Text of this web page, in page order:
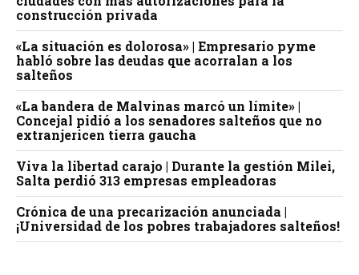
construcción privada
«La situación es dolorosa» | Empresario pyme
habló sobre las deudas que acorralan a los
salteños
«La bandera de Malvinas marcó un límite» |
Concejal pidió a los senadores salteños que no
extranjericen tierra gaucha
Viva la libertad carajo | Durante la gestión Milei,
Salta perdió 313 empresas empleadoras
Crónica de una precarización anunciada |
¡Universidad de los pobres trabajadores salteños!